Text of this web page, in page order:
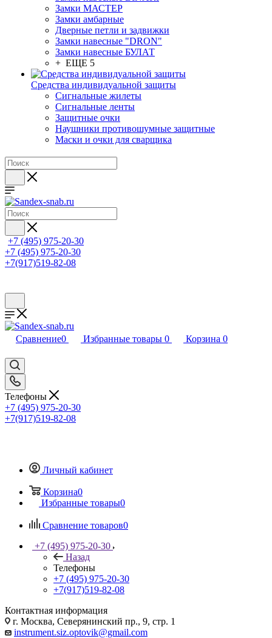
Замки МАСТЕР
Замки амбарные
Дверные петли и задвижки
Замки навесные "DRON"
Замки навесные БУЛАТ
+ ЕЩЕ 5
Средства индивидуальной защиты
Сигнальные жилеты
Сигнальные ленты
Защитные очки
Наушники противошумные защитные
Маски и очки для сварщика
+7 (495) 975-20-30
+7 (495) 975-20-30
+7(917)519-82-08
Сравнение0 Избранные товары 0 Корзина 0
Телефоны
+7 (495) 975-20-30
+7(917)519-82-08
Личный кабинет
Корзина0
Избранные товары0
Сравнение товаров0
+7 (495) 975-20-30
Назад
Телефоны
+7 (495) 975-20-30
+7(917)519-82-08
Контактная информация
г. Москва, Северянинский пр., 9, стр. 1
instrument.siz.optovik@gmail.com